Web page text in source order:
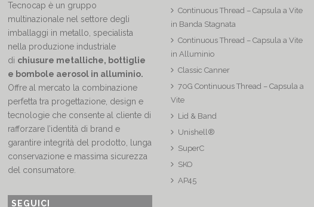
Tecnocap è un gruppo
multinazionale nel settore degli
imballaggi in metallo, specialista
nella produzione industriale
di chiusure metalliche, bottiglie
e bombole aerosol in alluminio.
Offre al mercato la combinazione
perfetta tra progettazione, design e
tecnologie che consente al cliente di
rafforzare l’identità di brand e
garantire integrità del prodotto, lunga
conservazione e massima sicurezza
del consumatore.
SEGUICI
Continuous Thread – Capsula a Vite
in Banda Stagnata
Continuous Thread – Capsula a Vite
in Alluminio
Classic Canner
70G Continuous Thread – Capsula a
Vite
Lid & Band
Unishell®
SuperC
SKO
AP45